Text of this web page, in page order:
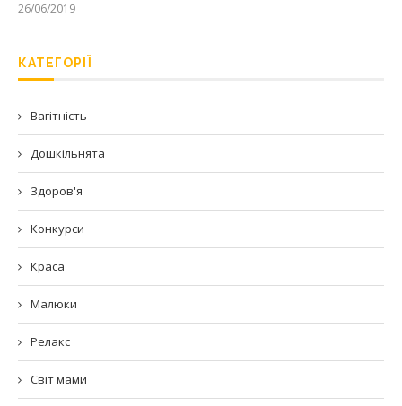
26/06/2019
КАТЕГОРІЇ
Вагітність
Дошкільнята
Здоров'я
Конкурси
Краса
Малюки
Релакс
Світ мами